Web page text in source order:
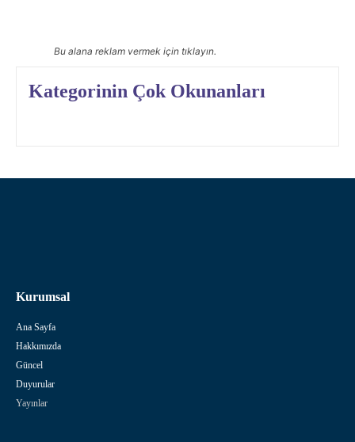
Bu alana reklam vermek için tıklayın.
Kategorinin Çok Okunanları
Kurumsal
Ana Sayfa
Hakkımızda
Güncel
Duyurular
Yayınlar